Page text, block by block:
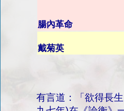
腸內革命
戴菊英
有言道：「欲得長